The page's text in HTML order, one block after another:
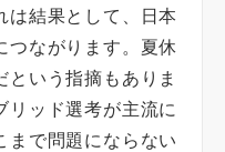
は結果として、日本
つながります。夏休
いう指摘もありま
リッド選考が主流に
まで問題にならない